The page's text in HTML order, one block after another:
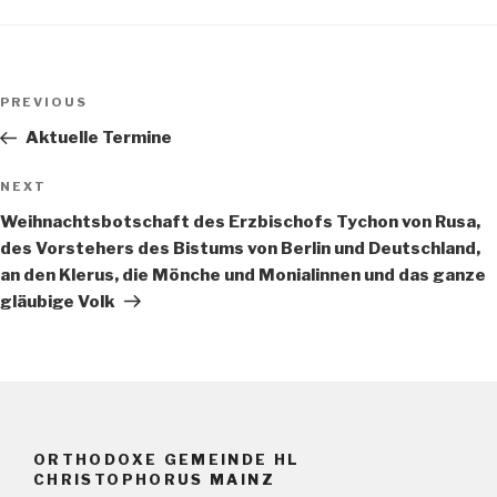
Post
Previous
Post
PREVIOUS
Aktuelle Termine
Next
Post
NEXT
Weihnachtsbotschaft des Erzbischofs Tychon von Rusa,
des Vorstehers des Bistums von Berlin und Deutschland,
an den Klerus, die Mönche und Monialinnen und das ganze
gläubige Volk
ORTHODOXE GEMEINDE HL
CHRISTOPHORUS MAINZ